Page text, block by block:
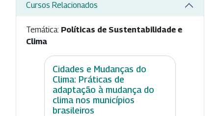
Cursos Relacionados
Temática: Políticas de Sustentabilidade e
Clima
Cidades e Mudanças do
Clima: Práticas de
adaptação à mudança do
clima nos municípios
brasileiros